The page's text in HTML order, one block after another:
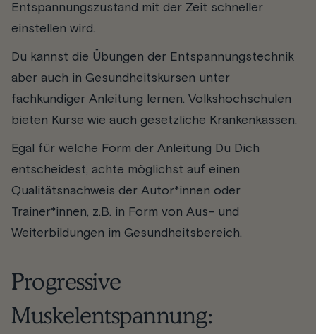
Entspannungszustand mit der Zeit schneller
einstellen wird.
Du kannst die Übungen der Entspannungstechnik
aber auch in Gesundheitskursen unter
fachkundiger Anleitung lernen. Volkshochschulen
bieten Kurse wie auch gesetzliche Krankenkassen.
Egal für welche Form der Anleitung Du Dich
entscheidest, achte möglichst auf einen
Qualitätsnachweis der Autor*innen oder
Trainer*innen, z.B. in Form von Aus- und
Weiterbildungen im Gesundheitsbereich.
Progressive
Muskelentspannung: